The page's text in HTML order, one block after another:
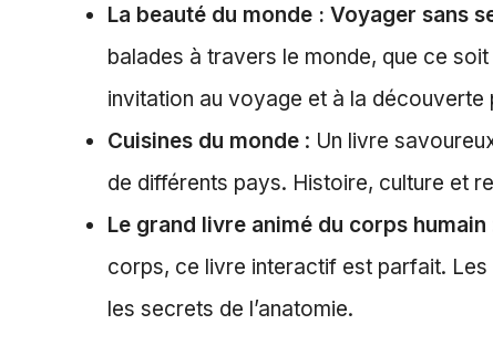
La beauté du monde : Voyager sans
balades à travers le monde, que ce
invitation au voyage et à la découverte
Cuisines du monde : Un livre
de différents pays. Histoire, culture et
Le grand livre animé du corps humain
corps, ce livre interactif est parfait.
les secrets de l’anatomie.